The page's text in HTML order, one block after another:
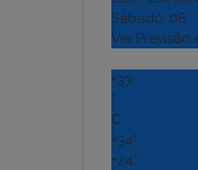
Sábado, 08
Ver Previsão
+33
°
C
+34°
+24°